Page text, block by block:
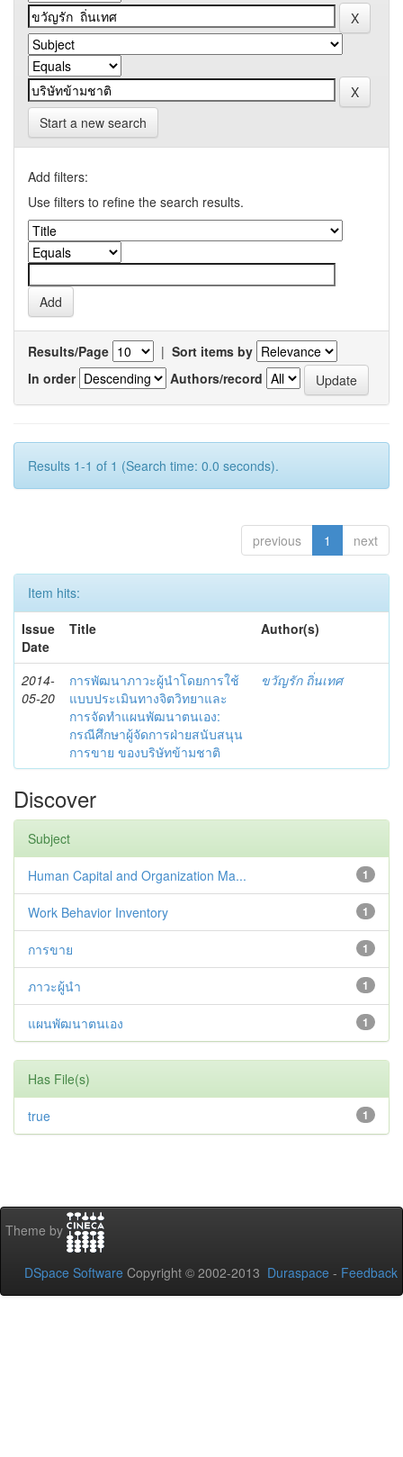
Start a new search
Add filters:
Use filters to refine the search results.
Results/Page | Sort items by
In order
Authors/record
Results 1-1 of 1 (Search time: 0.0 seconds).
previous 1 next
Item hits:
Issue
Date
Title Author(s)
2014-
05-20
การพัฒนาภาวะผู้นำโดยการใช้
แบบประเมินทางจิตวิทยาและ
การจัดทำแผนพัฒนาตนเอง:
กรณีศึกษาผู้จัดการฝ่ายสนับสนุน
การขาย ของบริษัทข้ามชาติ
ขวัญรัก ถิ่นเทศ
Discover
Subject
1
Human Capital and Organization Ma...
1
Work Behavior Inventory
1
การขาย
1
ภาวะผู้นำ
1
แผนพัฒนาตนเอง
Has File(s)
1
true
Theme by
DSpace Software Copyright © 2002-2013 Duraspace - Feedback